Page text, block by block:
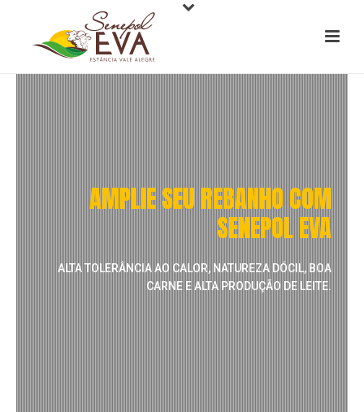
AMPLIE SEU REBANHO COM
SENEPOL EVA
ALTA TOLERÂNCIA AO CALOR, NATUREZA DÓCIL, BOA
CARNE E ALTA PRODUÇÃO DE LEITE.